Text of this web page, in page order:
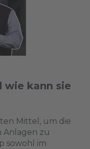
wie kann sie
Mittel, um die
Anlagen zu
sowohl im